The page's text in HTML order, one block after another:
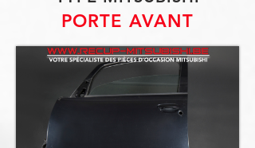
PORTE AVANT